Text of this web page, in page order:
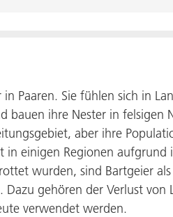
Paaren. Sie fühlen sich in
bauen ihre Nester in felsigen
aber ihre
in einigen Regionen
wurden, sind Bartgeier
gehören der Verlust von
verwendet werden.